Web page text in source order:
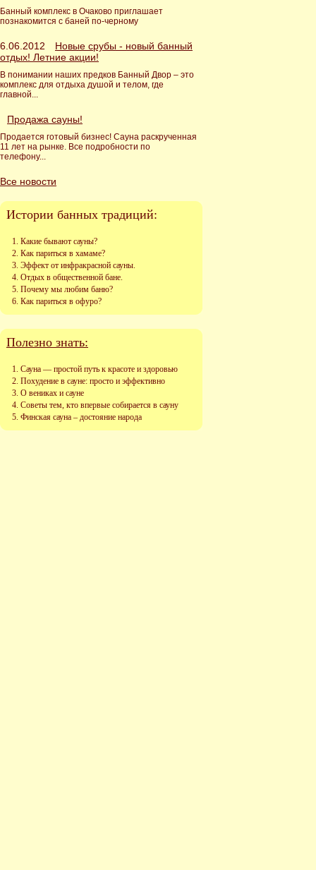
Банный комплекс в Очаково приглашает
познакомится с баней по-черному
6.06.2012
Новые срубы - новый банный
отдых! Летние акции!
В понимании наших предков Банный Двор – это
комплекс для отдыха душой и телом, где
главной...
Продажа сауны!
Продается готовый бизнес! Сауна раскрученная
11 лет на рынке. Все подробности по
телефону...
Все новости
Истории банных традиций:
Какие бывают сауны?
Как париться в хамаме?
Эффект от инфракрасной сауны.
Отдых в общественной бане.
Почему мы любим баню?
Как париться в офуро?
Полезно знать:
Сауна — простой путь к красоте и здоровью
Похудение в сауне: просто и эффективно
О вениках и сауне
Советы тем, кто впервые собирается в сауну
Финская сауна – достояние народа